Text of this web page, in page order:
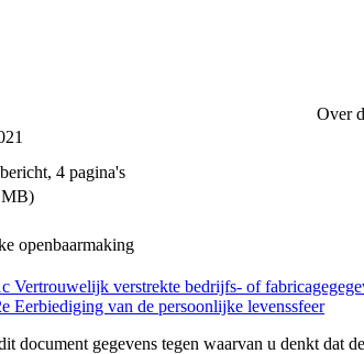
Over
4 pagina's
MB)
openbaarmaking
Vertrouwelijk verstrekte bedrijfs- of
Eerbiediging van de persoonlijke levenssfeer
document gegevens tegen waarvan u denkt dat